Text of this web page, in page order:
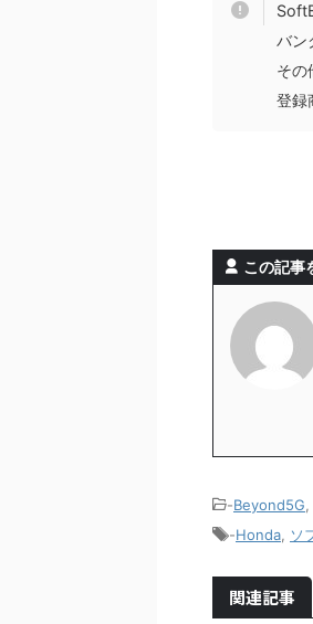
バン
その
登録
この記事
-Beyond5G,
-Honda, ソ
関連記事